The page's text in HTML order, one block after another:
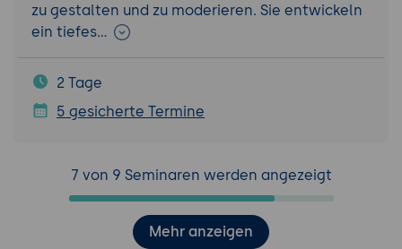
zu gestalten und zu moderieren. Sie entwickeln
ein tiefes…
2 Tage
5 gesicherte Termine
7 von 9 Seminaren werden angezeigt
Mehr anzeigen